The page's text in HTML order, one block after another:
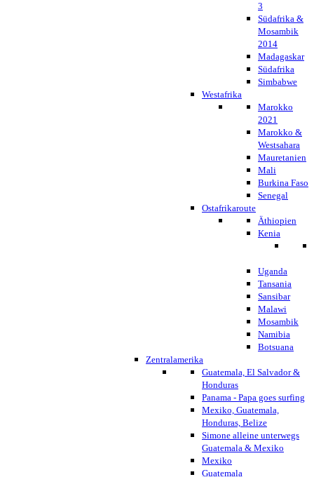
3
Südafrika &
Mosambik
2014
Madagaskar
Südafrika
Simbabwe
Westafrika
Marokko
2021
Marokko &
Westsahara
Mauretanien
Mali
Burkina Faso
Senegal
Ostafrikaroute
Äthiopien
Kenia
Uganda
Tansania
Sansibar
Malawi
Mosambik
Namibia
Botsuana
Zentralamerika
Guatemala, El Salvador &
Honduras
Panama - Papa goes surfing
Mexiko, Guatemala,
Honduras, Belize
Simone alleine unterwegs
Guatemala & Mexiko
Mexiko
Guatemala